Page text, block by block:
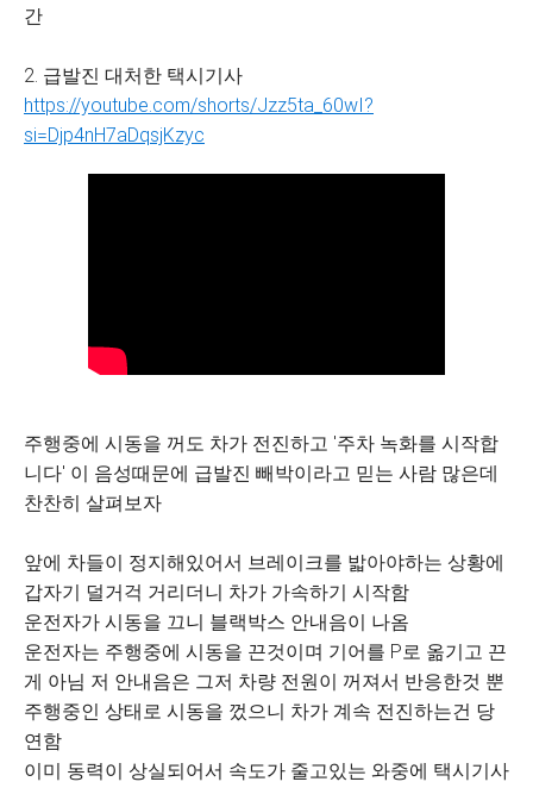
간
2. 급발진 대처한 택시기사
https://youtube.com/shorts/Jzz5ta_60wI?
si=Djp4nH7aDqsjKzyc
주행중에 시동을 꺼도 차가 전진하고 '주차 녹화를 시작합
니다' 이 음성때문에 급발진 빼박이라고 믿는 사람 많은데
찬찬히 살펴보자
앞에 차들이 정지해있어서 브레이크를 밟아야하는 상황에
갑자기 덜거걱 거리더니 차가 가속하기 시작함
운전자가 시동을 끄니 블랙박스 안내음이 나옴
운전자는 주행중에 시동을 끈것이며 기어를 P로 옮기고 끈
게 아님 저 안내음은 그저 차량 전원이 꺼져서 반응한것 뿐
주행중인 상태로 시동을 껐으니 차가 계속 전진하는건 당
연함
이미 동력이 상실되어서 속도가 줄고있는 와중에 택시기사